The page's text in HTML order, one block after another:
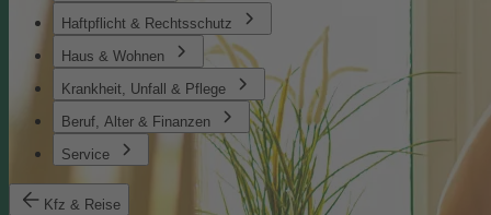
Haftpflicht & Rechtsschutz
Haus & Wohnen
Krankheit, Unfall & Pflege
Beruf, Alter & Finanzen
Service
Kfz & Reise